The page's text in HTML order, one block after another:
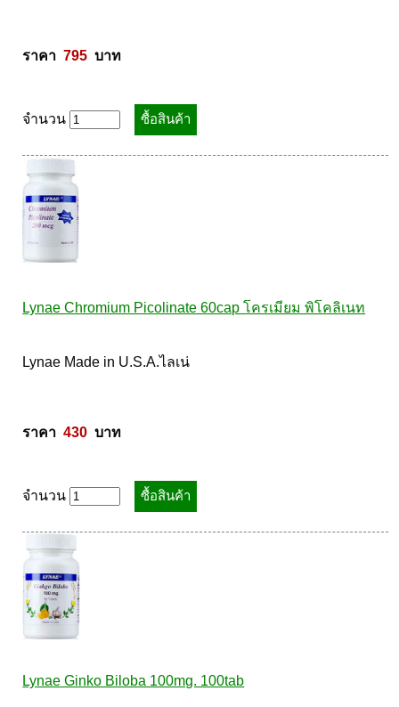
ราคา 795
  บาท
จำนวน
Lynae Chromium Picolinate 60cap โครเมียม พิโคลิเนท
Lynae Made in U.S.A.ไลเน่
ราคา 430
  บาท
จำนวน
Lynae Ginko Biloba 100mg. 100tab